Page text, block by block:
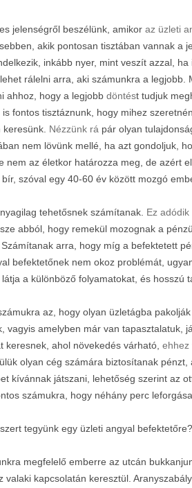
jelenségről beszélünk, amikor az üzleti
akik pontosan tisztában vannak a
inkább nyer, mint veszít azzal,
rálelni arra, aki számunkra a legjobb.
ahhoz, hogy a legjobb döntést tudjuk
fontos tisztáznunk, hogy mihez
Nézzünk rá pár olyan
nem lövünk mellé, ha azt gondoljuk,
nem az életkor határozza meg, de azért
szóval egy 40-60 év között mozgó
tehetősnek számítanak. Ez adódik
abból, hogy remekül mozognak a
arra, hogy míg a befektetett
befektetőnek nem okoz problémát,
a különböző folyamatokat, és hosszú
az, hogy olyan üzletágba
vagyis amelyben már van tapasztalatuk,
keresnek, ahol növekedés várható, ehhez
olyan cég számára biztosítanak
kívánnak játszani, lehetőség szerint az
számukra, hogy néhány perc
tegyünk egy üzleti angyal
megfelelő emberre az utcán
valaki kapcsolatán keresztül.